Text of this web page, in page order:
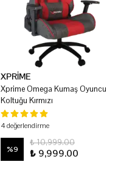
XPRİME
Xprime Omega Kumaş Oyuncu
Koltuğu Kırmızı
4 değerlendirme
%9
₺ 10,999.00
₺ 9,999.00